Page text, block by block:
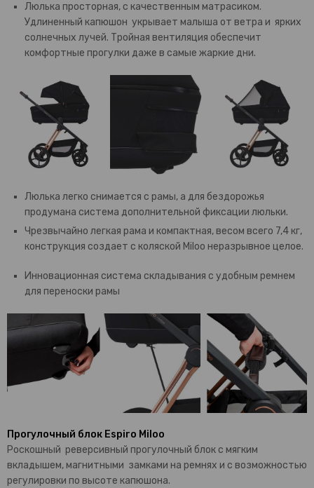
Люлька просторная, с качественным матрасиком.
Удлиненный капюшон укрывает малыша от ветра и ярких
солнечных лучей. Тройная вентиляция обеспечит
комфортные прогулки даже в самые жаркие дни.
Люлька легко снимается с рамы, а для бездорожья
продумана система дополнительной фиксации люльки.
Чрезвычайно легкая рама и компактная, весом всего 7,4 кг,
конструкция создает с коляской Miloo неразрывное целое.
Инновационная система складывания с удобным ремнем
для переноски рамы
Прогулочный блок Espiro Miloo
Роскошный реверсивный прогулочный блок с мягким
вкладышем, магнитными замками на ремнях и с возможностью
регулировки по высоте капюшона.